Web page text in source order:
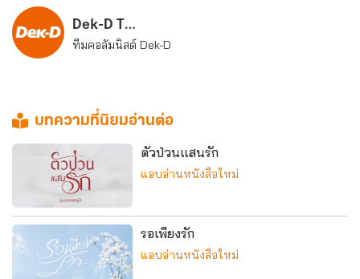
Dek-D Team
ทีมคอลัมนิสต์ Dek-D
บทความที่นิยมอ่านต่อ
ตัวป่วนแสนรัก
แอบอ่านหนังสือใหม่
รอเพียงรัก
แอบอ่านหนังสือใหม่